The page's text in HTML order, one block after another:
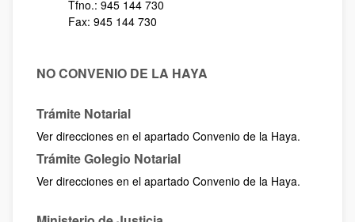
Tfno.: 945 144 730
Fax: 945 144 730
NO CONVENIO DE LA HAYA
Trámite Notarial
Ver direcciones en el apartado Convenio de la Haya.
Trámite Golegio Notarial
Ver direcciones en el apartado Convenio de la Haya.